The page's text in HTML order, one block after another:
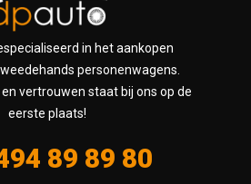
in het aankopen
personenwagens.
vertrouwen staat bij ons op de
eerste plaats!
89 89 80